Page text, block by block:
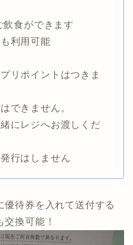
飲食ができます
利用可能
リポイントはつきま
できません。
にレジへお渡しくだ
行はしません
優待券を入れて送付する
換可能！